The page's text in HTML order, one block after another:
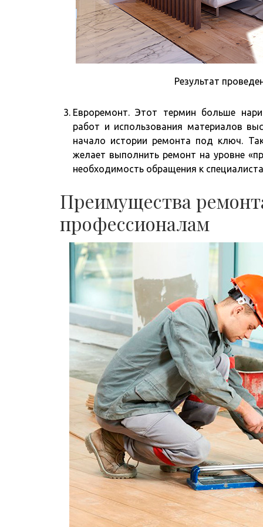
Результат
Евроремонт. Этот термин больше
работ и использования материалов
начало истории ремонта под ключ.
желает выполнить ремонт на уровне
необходимость обращения к
Преимущества
профессионалам